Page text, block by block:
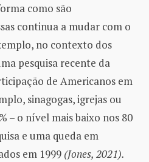
como são
continua a mudar com o
no contexto dos
pesquisa recente da
de Americanos em
sinagogas, igrejas ou
– o nível mais baixo nos 80
e uma queda em
em 1999 (Jones, 2021).